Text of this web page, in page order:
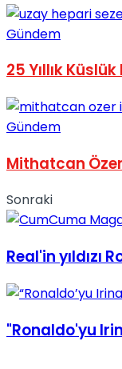
Gündem
25 Yıllık
Gündem
Mithatcan
Sonraki
Real'in yıldızı
"Ronaldo'yu